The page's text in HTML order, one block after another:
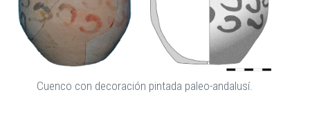
Cuenco con decoración pintada paleo-andalusí.